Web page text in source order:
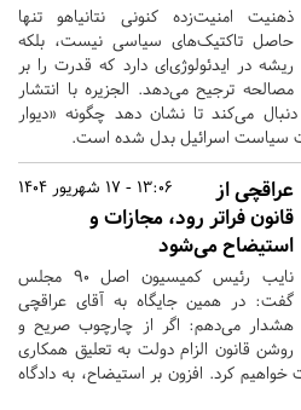
ذهنیت امنیت‌زده کنونی نتانیاهو تنها
حاصل تاکتیک‌های سیاسی نیست، بلکه
ریشه در ایدئولوژی‌ای دارد که قدرت را بر
مصالحه ترجیح می‌دهد. الجزیره با انتشار
می‌کند تا نشان دهد چگونه «دیوار
سیاست اسرائیل بدل شده است.
13:06 - 17 شهریور 1404
عراقچی از
قانون فراتر رود، مجازات و
استیضاح می‌شود
نایب رئیس کمیسیون اصل ۹۰ مجلس
گفت: در همین جایگاه به آقای عراقچی
هشدار می‌دهم: اگر از چارچوب صریح و
روشن قانون الزام دولت به تعلیق همکاری
خواهیم کرد. افزون بر استیضاح، به دادگاه